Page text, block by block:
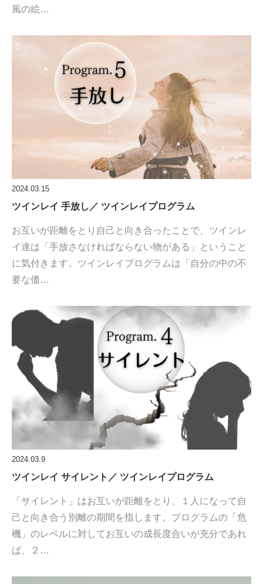
風の絵…
2024.03.15
ツインレイ 手放し／ ツインレイプログラム
お互いが距離をとり自己と向き合ったことで、ツインレ
イ達は「手放さなければならない物がある」ということ
に気付きます。ツインレイプログラムは「自分の中の不
要な価…
2024.03.9
ツインレイ サイレント／ ツインレイプログラム
「サイレント」はお互いが距離をとり、１人になって自
己と向き合う別離の期間を指します。プログラムの「危
機」のレベルに対してお互いの成長度合いが充分であれ
ば、２…